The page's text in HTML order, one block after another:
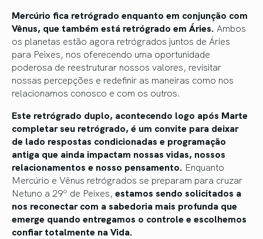
Mercúrio fica retrógrado enquanto em conjunção com
Vênus, que também está retrógrado em Áries. Ambos
os planetas estão agora retrógrados juntos de Áries
para Peixes, nos oferecendo uma oportunidade
poderosa de reestruturar nossos valores, revisitar
nossas percepções e redefinir as maneiras como nos
relacionamos conosco e com os outros.
Este retrógrado duplo, acontecendo logo após Marte
completar seu retrógrado, é um convite para deixar
de lado respostas condicionadas e programação
antiga que ainda impactam nossas vidas, nossos
relacionamentos e nosso pensamento. Enquanto
Mercúrio e Vênus retrógrados se preparam para cruzar
Netuno a 29º de Peixes, estamos sendo solicitados a
nos reconectar com a sabedoria mais profunda que
emerge quando entregamos o controle e escolhemos
confiar totalmente na Vida.